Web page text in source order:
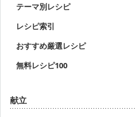
テーマ別レシピ
レシピ索引
おすすめ厳選レシピ
無料レシピ100
献立